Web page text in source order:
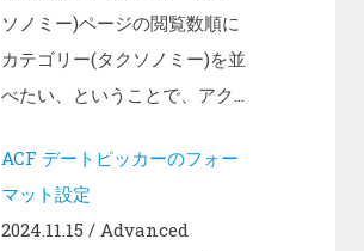
ソノミー)ページの閲覧数順に
カテゴリー(タクソノミー)を並
べたい、ということで、アク...
ACF デートピッカーのフォー
マット設定
2024.11.15 / Advanced